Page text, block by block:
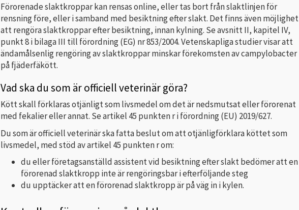
Förorenade slaktkroppar kan rensas online, eller tas bort från slaktlinjen för
rensning före, eller i samband med besiktning efter slakt. Det finns även möjlighet
att rengöra slaktkroppar efter besiktning, innan kylning. Se avsnitt II, kapitel IV,
punkt 8 i bilaga III till förordning (EG) nr 853/2004. Vetenskapliga studier visar att
ändamålsenlig rengöring av slaktkroppar minskar förekomsten av campylobacter
på fjäderfäkött.
Vad ska du som är officiell veterinär göra?
Kött skall förklaras otjänligt som livsmedel om det är nedsmutsat eller förorenat
med fekalier eller annat. Se artikel 45 punkten r i förordning (EU) 2019/627.
Du som är officiell veterinär ska fatta beslut om att otjänligförklara köttet som
livsmedel, med stöd av artikel 45 punkten r om:
du eller företagsanställd assistent vid besiktning efter slakt bedömer att en
förorenad slaktkropp inte är rengöringsbar i efterföljande steg
du upptäcker att en förorenad slaktkropp är på väg in i kylen.